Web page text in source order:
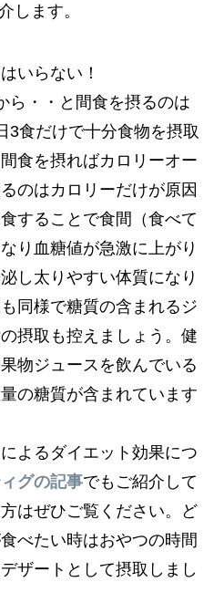
します。
いらない！
ら・・と間食を摂るのは
3食だけで十分食物を摂取
食を摂ればカロリーオー
のはカロリーだけが原因
することで食間（食べて
り血糖値が急激に上がり
し太りやすい体質になり
同様で糖質の含まれるジ
摂取も控えましょう。健
物ジュースを飲んでいる
の糖質が含まれています
よるダイエット効果につ
グの記事でもご紹介して
はぜひご覧ください。ど
べたい時はおやつの時間
ザートとして摂取しまし